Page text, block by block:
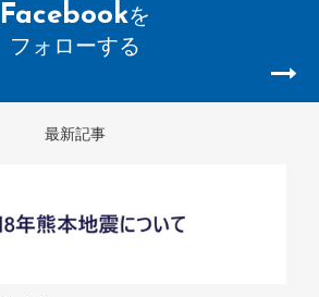
Facebookを
フォローする
最新記事